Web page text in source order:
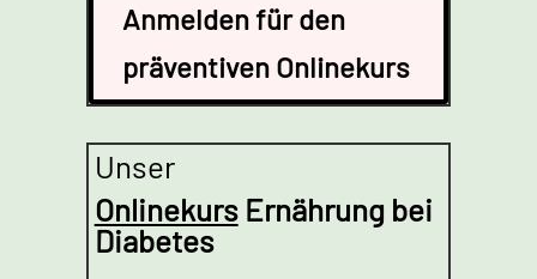
Anmelden für den
präventiven Onlinekurs
Unser
Onlinekurs Ernährung bei
Diabetes